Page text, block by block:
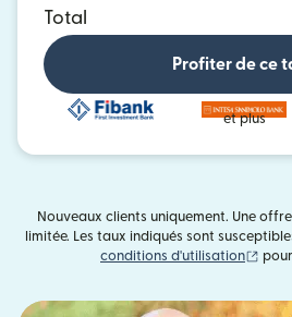
Total
Profiter de ce
et plus
Nouveaux clients uniquement. Une
limitée. Les taux indiqués sont
conditions d'utilisation